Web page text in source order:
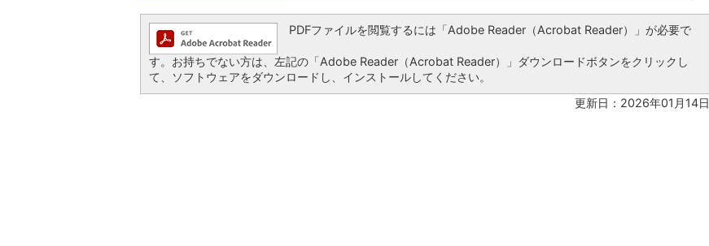
PDFファイルを閲覧するには「Adobe Reader（Acrobat Reader）」が必要で
す。お持ちでない方は、左記の「Adobe Reader（Acrobat Reader）」ダウンロードボタンをクリックし
て、ソフトウェアをダウンロードし、インストールしてください。
更新日：2026年01月14日